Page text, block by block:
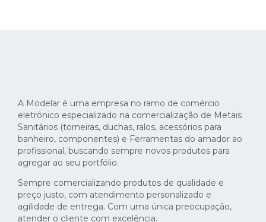
A Modelar é uma empresa no ramo de comércio
eletrônico especializado na comercialização de Metais
Sanitários (torneiras, duchas, ralos, acessórios para
banheiro, componentes) e Ferramentas do amador ao
profissional, buscando sempre novos produtos para
agregar ao seu portfólio.
Sempre comercializando produtos de qualidade e
preço justo, com atendimento personalizado e
agilidade de entrega. Com uma única preocupação,
atender o cliente com excelência.